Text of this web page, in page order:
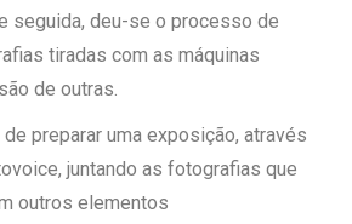
seguida, deu-se o processo de
tiradas com as máquinas
de outras.
preparar uma exposição, através
juntando as fotografias que
outros elementos